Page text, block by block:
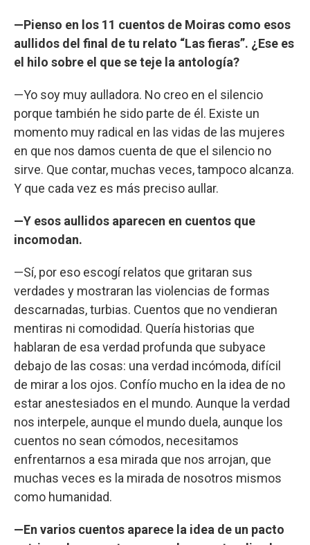
—Pienso en los 11 cuentos de Moiras como esos
aullidos del final de tu relato “Las fieras”. ¿Ese es
el hilo sobre el que se teje la antología?
—Yo soy muy aulladora. No creo en el silencio
porque también he sido parte de él. Existe un
momento muy radical en las vidas de las mujeres
en que nos damos cuenta de que el silencio no
sirve. Que contar, muchas veces, tampoco alcanza.
Y que cada vez es más preciso aullar.
—Y esos aullidos aparecen en cuentos que
incomodan.
—Sí, por eso escogí relatos que gritaran sus
verdades y mostraran las violencias de formas
descarnadas, turbias. Cuentos que no vendieran
mentiras ni comodidad. Quería historias que
hablaran de esa verdad profunda que subyace
debajo de las cosas: una verdad incómoda, difícil
de mirar a los ojos. Confío mucho en la idea de no
estar anestesiados en el mundo. Aunque la verdad
nos interpele, aunque el mundo duela, aunque los
cuentos no sean cómodos, necesitamos
enfrentarnos a esa mirada que nos arrojan, que
muchas veces es la mirada de nosotros mismos
como humanidad.
—En varios cuentos aparece la idea de un pacto